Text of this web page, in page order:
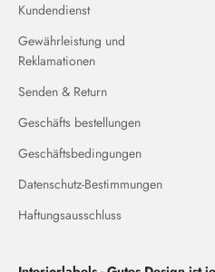
Kundendienst
Gewährleistung und
Reklamationen
Senden & Return
Geschäfts bestellungen
Geschäftsbedingungen
Datenschutz-Bestimmungen
Haftungsausschluss